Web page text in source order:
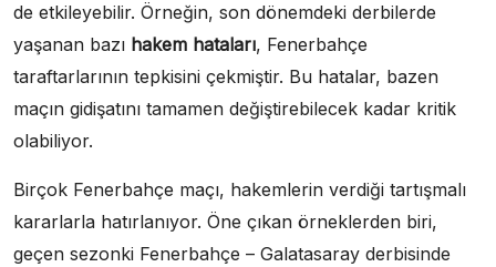
de etkileyebilir. Örneğin, son dönemdeki derbilerde
yaşanan bazı hakem hataları, Fenerbahçe
taraftarlarının tepkisini çekmiştir. Bu hatalar, bazen
maçın gidişatını tamamen değiştirebilecek kadar kritik
olabiliyor.
Birçok Fenerbahçe maçı, hakemlerin verdiği tartışmalı
kararlarla hatırlanıyor. Öne çıkan örneklerden biri,
geçen sezonki Fenerbahçe – Galatasaray derbisinde